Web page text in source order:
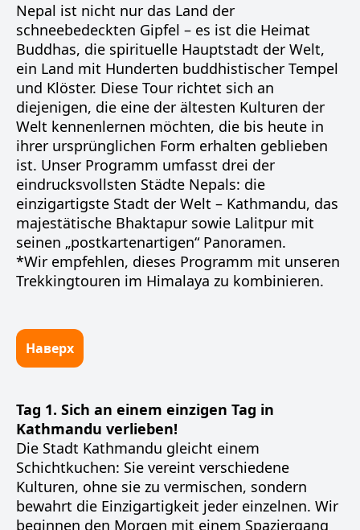
Nepal ist nicht nur das Land der
schneebedeckten Gipfel – es ist die Heimat
Buddhas, die spirituelle Hauptstadt der Welt,
ein Land mit Hunderten buddhistischer Tempel
und Klöster. Diese Tour richtet sich an
diejenigen, die eine der ältesten Kulturen der
Welt kennenlernen möchten, die bis heute in
ihrer ursprünglichen Form erhalten geblieben
ist. Unser Programm umfasst drei der
eindrucksvollsten Städte Nepals: die
einzigartigste Stadt der Welt – Kathmandu, das
majestätische Bhaktapur sowie Lalitpur mit
seinen „postkartenartigen“ Panoramen.
*Wir empfehlen, dieses Programm mit unseren
Trekkingtouren im Himalaya zu kombinieren.
Наверх
Tag 1. Sich an einem einzigen Tag in
Kathmandu verlieben!
Die Stadt Kathmandu gleicht einem
Schichtkuchen: Sie vereint verschiedene
Kulturen, ohne sie zu vermischen, sondern
bewahrt die Einzigartigkeit jeder einzelnen. Wir
beginnen den Morgen mit einem Spaziergang